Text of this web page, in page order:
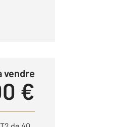
vendre
€